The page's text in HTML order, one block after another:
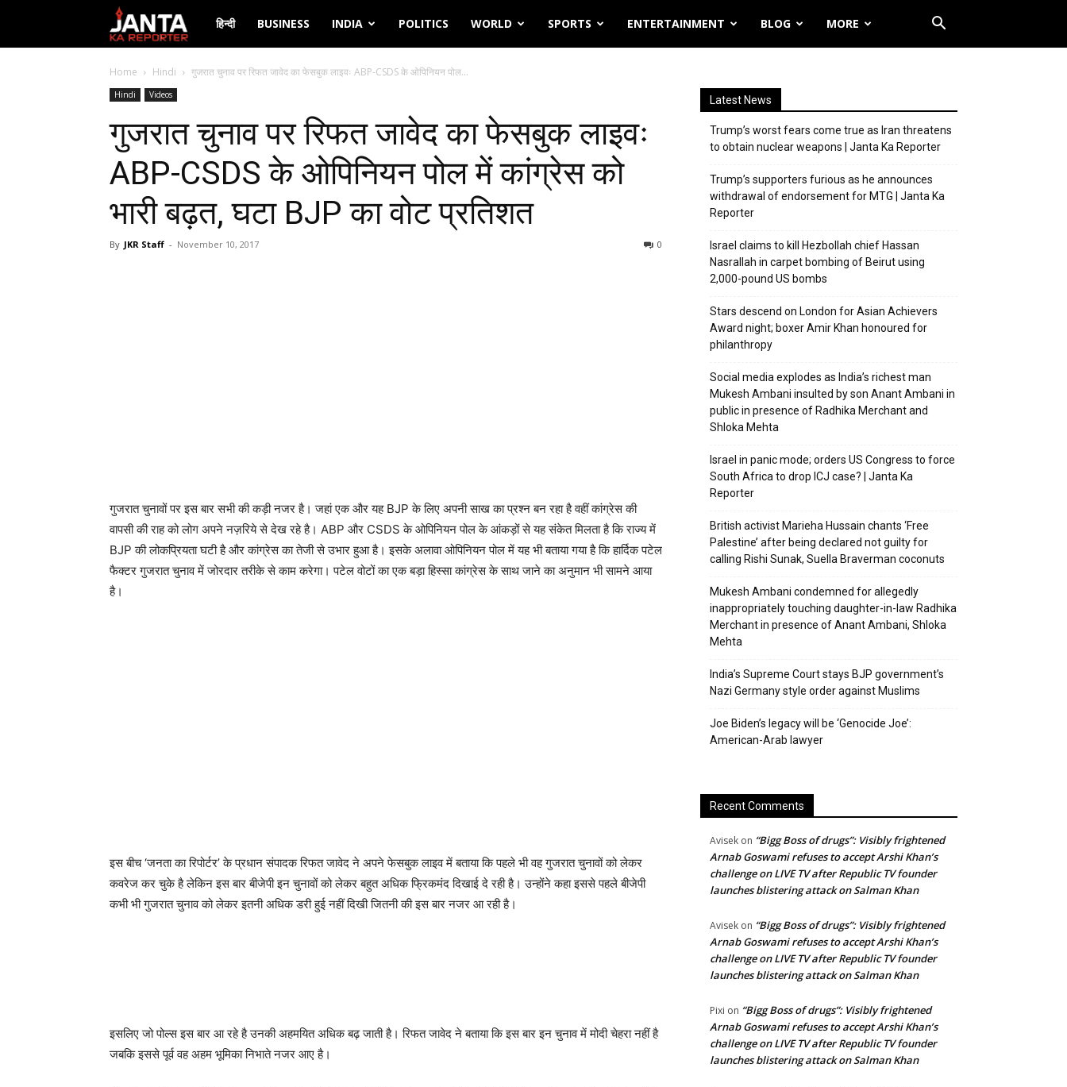
Janta
Ka
हिन्दी BUSINESS INDIA POLITICS WORLD SPORTS ENTERTAINMENT BLOG MORE
Home Hindi गुजरात चुनाव पर रिफत जावेद का फेसबुक लाइवः ABP-CSDS के ओपिनियन पोल...
Hindi Videos
गुजरात चुनाव पर रिफत जावेद का फेसबुक लाइवः
ABP-CSDS के ओपिनियन पोल में कांग्रेस को
भारी बढ़त, घटा BJP का वोट प्रतिशत
By JKR Staff - November 10, 2017 0
गुजरात चुनावों पर इस बार सभी की कड़ी नजर है। जहां एक और यह BJP के लिए अपनी साख का प्रश्न बन रहा है वहीं कांग्रेस की
वापसी की राह को लोग अपने नज़रिये से देख रहे है। ABP और CSDS के ओपिनियन पोल के आंकड़ों से यह संकेत मिलता है कि राज्य में
BJP की लोकप्रियता घटी है और कांग्रेस का तेजी से उभार हुआ है। इसके अलावा ओपिनियन पोल में यह भी बताया गया है कि हार्दिक पटेल
फैक्टर गुजरात चुनाव में जोरदार तरीके से काम करेगा। पटेल वोटों का एक बड़ा हिस्सा कांग्रेस के साथ जाने का अनुमान भी सामने आया
है।
इस बीच ‘जनता का रिपोर्टर’ के प्रधान संपादक रिफत जावेद ने अपने फेसबुक लाइव में बताया कि पहले भी वह गुजरात चुनावों को लेकर
कवरेज कर चुके है लेकिन इस बार बीजेपी इन चुनावों को लेकर बहुत अधिक फ्रिकमंद दिखाई दे रही है। उन्होंने कहा इससे पहले बीजेपी
कभी भी गुजरात चुनाव को लेकर इतनी अधिक डरी हुई नहीं दिखी जितनी की इस बार नजर आ रही है।
इसलिए जो पोल्स इस बार आ रहे है उनकी अहमयित अधिक बढ़ जाती है। रिफत जावेद ने बताया कि इस बार इन चुनाव में मोदी चेहरा नहीं है
जबकि इससे पूर्व वह अहम भूमिका निभाते नजर आए है।
Latest News
Trump’s worst fears come true as Iran threatens
to obtain nuclear weapons | Janta Ka Reporter
Trump’s supporters furious as he announces
withdrawal of endorsement for MTG | Janta Ka
Reporter
Israel claims to kill Hezbollah chief Hassan
Nasrallah in carpet bombing of Beirut using
2,000-pound US bombs
Stars descend on London for Asian Achievers
Award night; boxer Amir Khan honoured for
philanthropy
Social media explodes as India’s richest man
Mukesh Ambani insulted by son Anant Ambani in
public in presence of Radhika Merchant and
Shloka Mehta
Israel in panic mode; orders US Congress to force
South Africa to drop ICJ case? | Janta Ka
Reporter
British activist Marieha Hussain chants ‘Free
Palestine’ after being declared not guilty for
calling Rishi Sunak, Suella Braverman coconuts
Mukesh Ambani condemned for allegedly
inappropriately touching daughter-in-law Radhika
Merchant in presence of Anant Ambani, Shloka
Mehta
India’s Supreme Court stays BJP government’s
Nazi Germany style order against Muslims
Joe Biden’s legacy will be ‘Genocide Joe’:
American-Arab lawyer
Recent Comments
Avisek on “Bigg Boss of drugs”: Visibly frightened
Arnab Goswami refuses to accept Arshi Khan’s
challenge on LIVE TV after Republic TV founder
launches blistering attack on Salman Khan
Avisek on “Bigg Boss of drugs”: Visibly frightened
Arnab Goswami refuses to accept Arshi Khan’s
challenge on LIVE TV after Republic TV founder
launches blistering attack on Salman Khan
Pixi on “Bigg Boss of drugs”: Visibly frightened
Arnab Goswami refuses to accept Arshi Khan’s
challenge on LIVE TV after Republic TV founder
launches blistering attack on Salman Khan